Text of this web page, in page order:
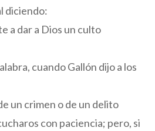
diciendo:
a dar a Dios un culto
cuando Gallón dijo a los
un crimen o de un delito
con paciencia; pero, si